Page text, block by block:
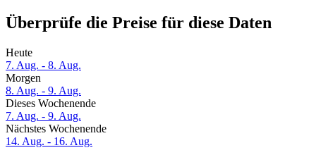
Überprüfe die Preise für diese Daten
Heute
7. Aug. - 8. Aug.
Morgen
8. Aug. - 9. Aug.
Dieses Wochenende
7. Aug. - 9. Aug.
Nächstes Wochenende
14. Aug. - 16. Aug.